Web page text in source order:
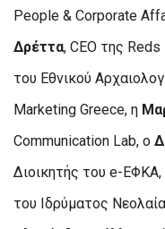
People & Corporate
Δρέττα, CEO της
του Εθνικού
Marketing Greece, η
Communication Lab, ο
Διοικητής του e-ΕΦΚΑ,
του Ιδρύματος